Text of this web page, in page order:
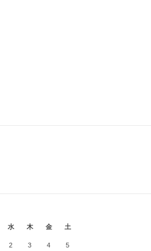
水 木 金 土
2 3 4 5